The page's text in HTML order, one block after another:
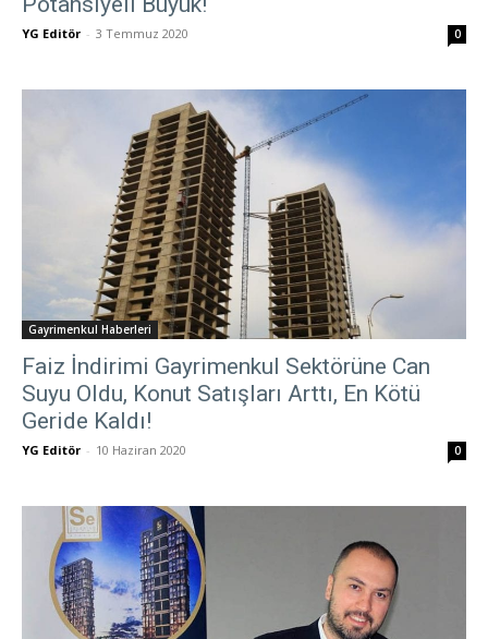
YG Editör - 3 Temmuz 2020 0
Gayrimenkul Haberleri
Faiz İndirimi Gayrimenkul Sektörüne Can
Suyu Oldu, Konut Satışları Arttı, En Kötü
Geride Kaldı!
YG Editör - 10 Haziran 2020 0